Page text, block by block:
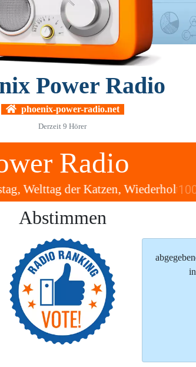
Power Radio
phoenix-power-radio.net
Derzeit 9 Hörer
Radio
Welttag der Katzen,
Abstimmen